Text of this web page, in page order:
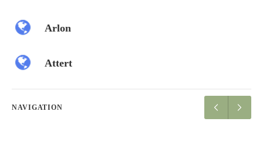
Arlon
Attert
NAVIGATION